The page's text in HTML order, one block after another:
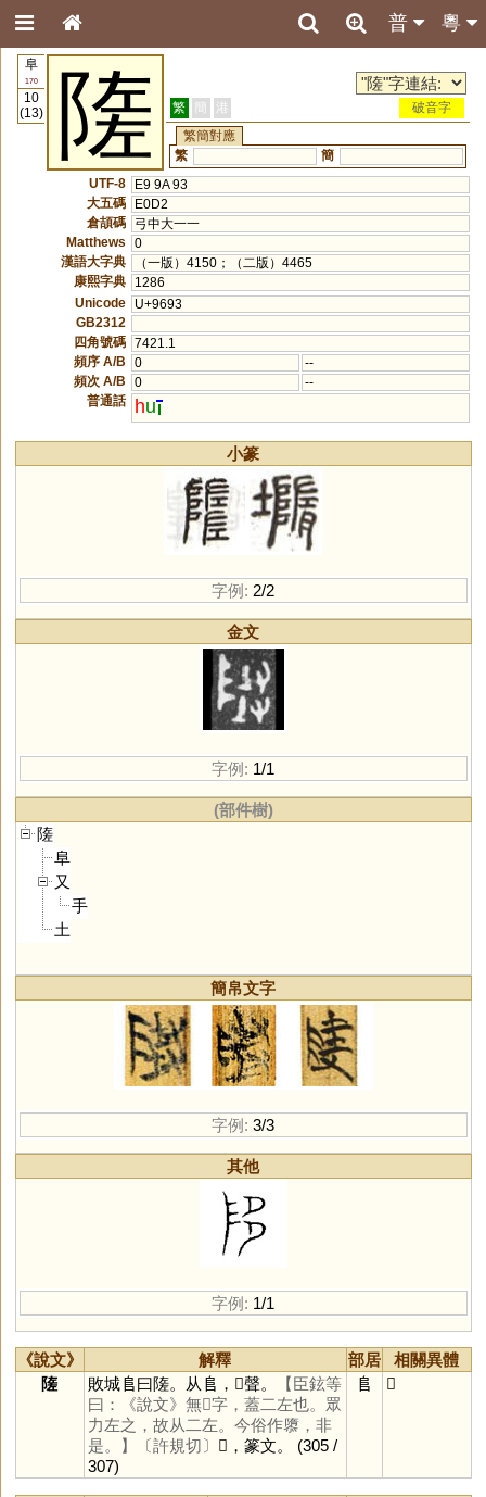
粵
普
阜
170
10
(13)
隓 繁 簡 港
破音字
繁簡對應
繁
簡
UTF-8
E9 9A 93
大五碼
E0D2
倉頡碼
弓中大一一
Matthews
0
漢語大字典
（一版）4150；（二版）4465
康熙字典
1286
Unicode
U+9693
GB2312
四角號碼 7421.1
頻序 A/B
0
--
頻次 A/B
0
--
普通話
hu
小篆
字例: 2/2
金文
字例: 1/1
(部件樹)
隓
阜
又
手
土
簡帛文字
字例: 3/3
其他
字例: 1/1
《說文》 解釋 部居
相關異體
隓
敗城𨸏曰隓。从𨸏，𢀡聲。
【臣鉉等
曰：《說文》無𢀡字，蓋二左也。眾
力左之，故从二左。今俗作隳，非
是。】
〔許規切〕 𡐦，篆文。 (305 /
307)
𨸏 𡐦